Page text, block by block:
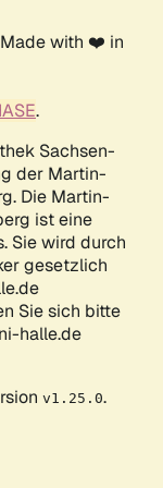
with ❤️ in
.
Sachsen-
der Martin-
Die Martin-
ist eine
Sie wird durch
gesetzlich
Sie sich bitte
halle.de
v1.25.0.